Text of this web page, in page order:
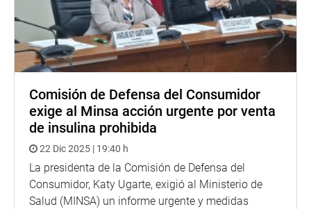
Comisión de Defensa del Consumidor
exige al Minsa acción urgente por venta
de insulina prohibida
22 Dic 2025 | 19:40 h
La presidenta de la Comisión de Defensa del
Consumidor, Katy Ugarte, exigió al Ministerio de
Salud (MINSA) un informe urgente y medidas